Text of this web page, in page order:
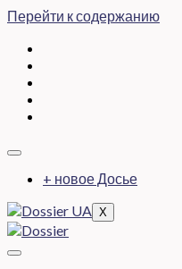
Перейти к содержанию
+ новое Досье
X